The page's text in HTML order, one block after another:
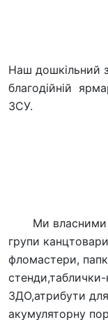
Наш дошкільний
благодійній
ЗСУ.
Ми власними
групи
фломастери,
стенди,таблички-
ЗДО,атрибути
акумуляторну